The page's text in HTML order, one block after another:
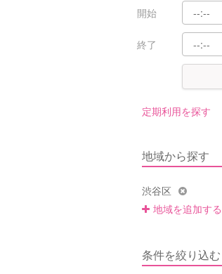
開始
終了
定期利用を探す
地域から探す
渋谷区
地域を追加する
条件を絞り込む